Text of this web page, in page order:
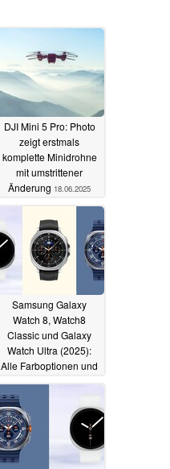
DJI Mini 5 Pro: Photo
zeigt erstmals
komplette Minidrohne
mit umstrittener
Änderung 18.06.2025
Samsung Galaxy
Watch 8, Watch8
Classic und Galaxy
Watch Ultra (2025):
Alle Farboptionen und